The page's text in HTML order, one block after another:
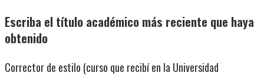
Escriba el título académico más reciente que haya
obtenido
Corrector de estilo (curso que recibí en la Universidad